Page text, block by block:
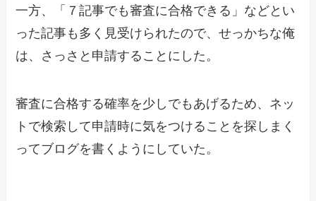
一方、「７記事でも審査に合格できる」などとい
った記事も多く見受けられたので、せっかちな俺
は、さっさと申請することにした。
審査に合格する確率を少しでもあげるため、ネッ
トで検索して申請時に気をつけることを探しまく
ってブログを書くようにしていた。